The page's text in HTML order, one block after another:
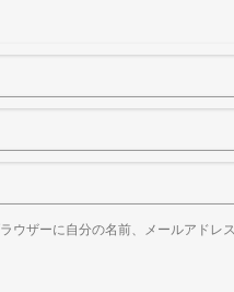
ウザーに自分の名前、メールアドレ